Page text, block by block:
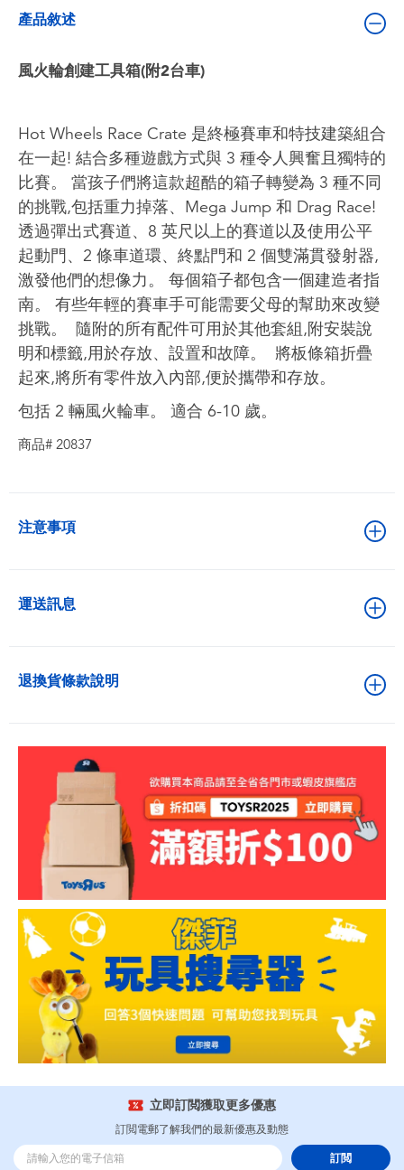
電池
任天堂 Switch
盲盒
角色收藏
生活雜貨
產品敘述
風火輪創建工具箱(附2台車)
Hot Wheels Race Crate 是終極賽車和特技建築組合
在一起! 結合多種遊戲方式與 3 種令人興奮且獨特的
比賽。 當孩子們將這款超酷的箱子轉變為 3 種不同
的挑戰,包括重力掉落、Mega Jump 和 Drag Race!
透過彈出式賽道、8 英尺以上的賽道以及使用公平
起動門、2 條車道環、終點門和 2 個雙滿貫發射器,
激發他們的想像力。 每個箱子都包含一個建造者指
南。 有些年輕的賽車手可能需要父母的幫助來改變
挑戰。 ​ 隨附的所有配件可用於其他套組,附安裝說
明和標籤,用於存放、設置和故障。 ​ 將板條箱折疊
起來,將所有零件放入內部,便於攜帶和存放。 ​
包括 2 輛風火輪車。 適合 6-10 歲。
商品# 20837
注意事項
運送訊息
退換貨條款說明
立即訂閲獲取更多優惠
訂閲電郵了解我們的最新優惠及動態
訂閲